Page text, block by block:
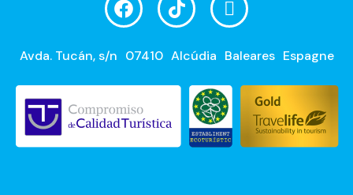
Avda. Tucán, s/n 07410 Alcúdia Baleares Espagne